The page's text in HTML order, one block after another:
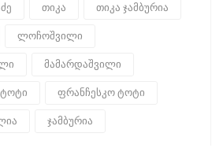
თიკა თიკა ჯამბურია
ლოჩოშვილი
მამარდაშვილი
ტოტი ფრანჩესკო ტოტი
ჯამბურია